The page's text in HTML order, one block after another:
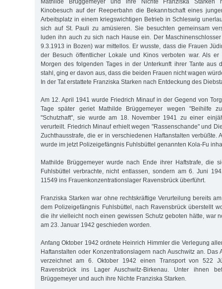
Kinobesuch auf der Reeperbahn die Bekanntschaft eines
Arbeitsplatz in einem kriegswichtigen Betrieb in Schleswig
sich auf St. Pauli zu amüsieren. Sie besuchten gemeinsam
luden ihn auch zu sich nach Hause ein. Der
9.3.1913 in Bozen) war mittellos. Er wusste, dass die Frauen
der Besuch öffentlicher Lokale und Kinos verboten war. Als er
Morgen des folgenden Tages in der Unterkunft ihrer Tante aus
stahl, ging er davon aus, dass die beiden Frauen nicht wagen
In der Tat erstattete Franziska Starken nach Entdeckung des
Am 12. April 1941 wurde Friedrich Minauf in der Gegend von
Tage später geriet Mathilde Brüggemeyer wegen "Beihilfe
"Schutzhaft", sie wurde am 18. November 1941 zu einer
verurteilt. Friedrich Minauf erhielt wegen "Rassenschande" und
Zuchthausstrafe, die er in verschiedenen Haftanstalten verbüßte.
wurde im jetzt Polizeigefängnis Fuhlsbüttel genannten Kola-Fu
Mathilde Brüggemeyer wurde nach Ende ihrer Haftstrafe, die
Fuhlsbüttel verbrachte, nicht entlassen, sondern am 6. Juni
11549 ins Frauenkonzentrationslager Ravensbrück überführt.
Franziska Starken war ohne rechtskräftige Verurteilung bereits
dem Polizeigefängnis Fuhlsbüttel, nach Ravensbrück überstellt
die ihr vielleicht noch einen gewissen Schutz geboten hätte, war
am 23. Januar 1942 geschieden worden.
Anfang Oktober 1942 ordnete Heinrich Himmler die Verlegung
Haftanstalten oder Konzentrationslagern nach Auschwitz an. Das
verzeichnet am 6. Oktober 1942 einen Transport von 522
Ravensbrück ins Lager Auschwitz-Birkenau. Unter ihnen
Brüggemeyer und auch ihre Nichte Franziska Starken.